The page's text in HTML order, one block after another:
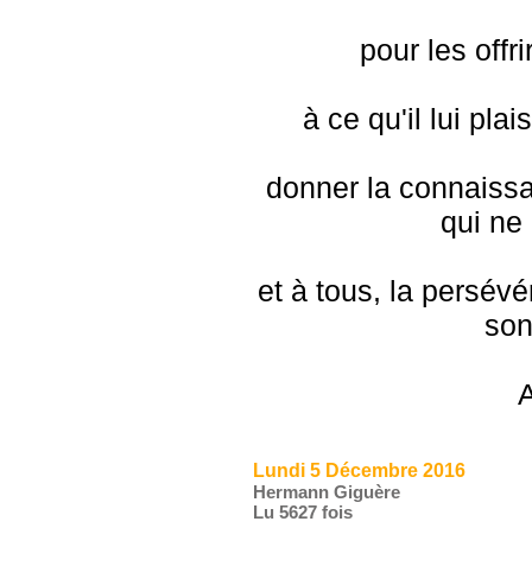
pour les
à ce qu'il lui
donner la
qui ne
et à tous, la
Lundi 5 Décembre 2016
Hermann Giguère
Lu 5627 fois